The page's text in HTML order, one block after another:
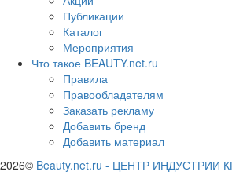
Публикации
Каталог
Мероприятия
Что такое BEAUTY.net.ru
Правила
Правообладателям
Заказать рекламу
Добавить бренд
Добавить материал
2026© Beauty.net.ru - ЦЕНТР ИНДУСТРИИ